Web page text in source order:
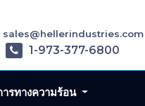
: sales@hellerindustries.com
1-973-377-6800
รทางความร้อน